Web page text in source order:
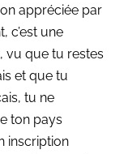
appréciée par
c’est une
vu que tu restes
et que tu
tu ne
ton pays
inscription